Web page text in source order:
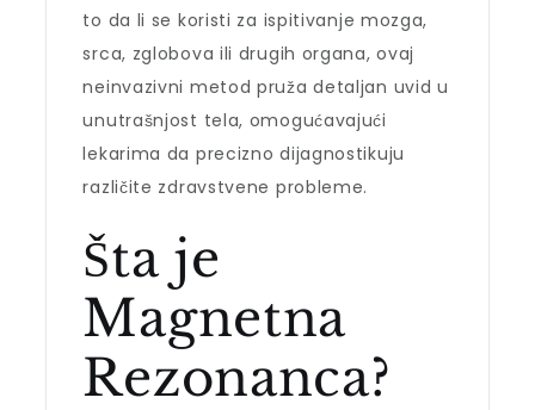
to da li se koristi za ispitivanje mozga,
srca, zglobova ili drugih organa, ovaj
neinvazivni metod pruža detaljan uvid u
unutrašnjost tela, omogućavajući
lekarima da precizno dijagnostikuju
različite zdravstvene probleme.
Šta je
Magnetna
Rezonanca?